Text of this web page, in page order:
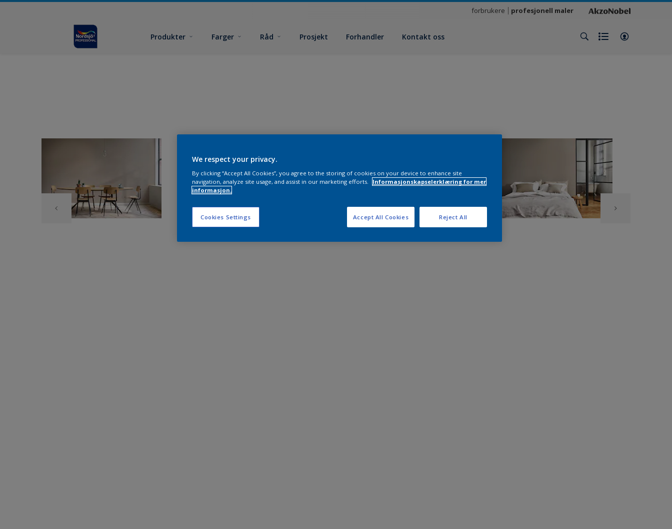
forbrukere profesjonell maler
Produkter Farger Råd Prosjekt Forhandler Kontakt oss
We respect your privacy.
By clicking “Accept All Cookies”, you agree to the storing of cookies on your device to enhance site
navigation, analyze site usage, and assist in our marketing efforts.
Informasjonskapselerklæring for mer
informasjon.
Cookies Settings Reject All
Accept All Cookies